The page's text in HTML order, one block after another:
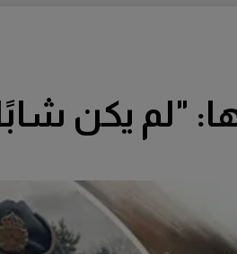
"لم يكن